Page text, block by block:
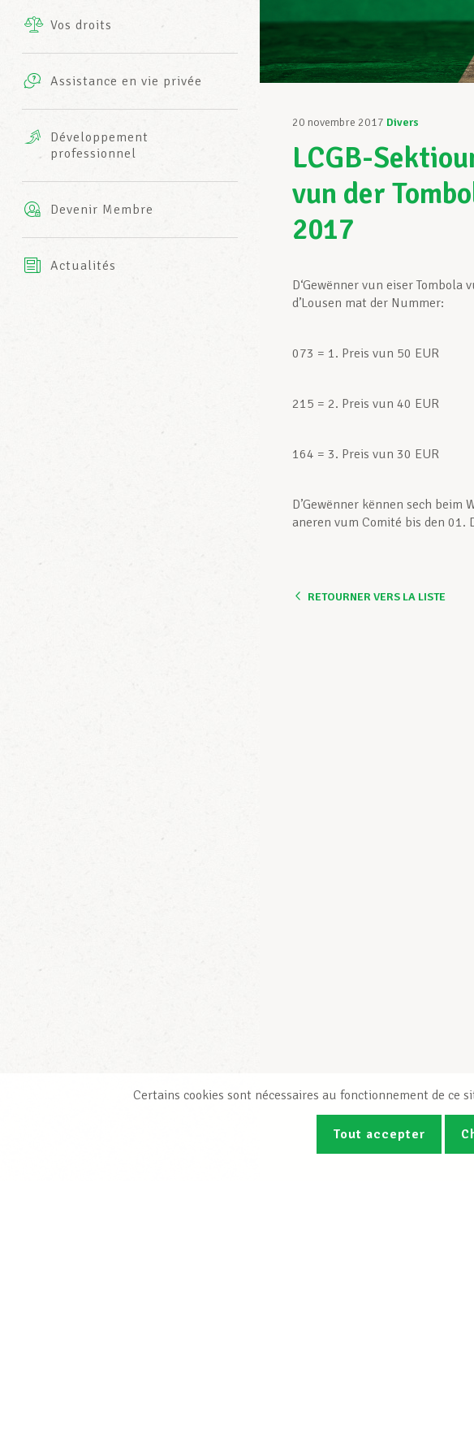
INFO-CENTER
Vos droits
Assistance en vie privée
complémentaires
AXA
Développement
professionnel
Devenir Membre
Actualités
20 novembre 2017 Divers
LCGB-
vun der
2017
D‘Gewënner vun eiser
d’Lousen mat der Nummer:
073 = 1. Preis vun 50 EUR
215 = 2. Preis vun 40 EUR
164 = 3. Preis vun 30 EUR
D’Gewënner kënnen sech beim
aneren vum Comité bis den 01.
RETOURNER VERS LA LISTE
Certains cookies sont nécessaires au fonctionnement de
Tout accepter